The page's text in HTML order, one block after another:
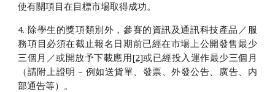
使有關項目在目標市場取得成功。
4. 除學生的獎項類別外，參賽的資訊及通訊科技產品／服
務項目必須在截止報名日期前已經在市場上公開發售最少
三個月／或開放予下載應用[2]或已經投入運作最少三個月
（請附上證明 – 例如送貨單、發票、外發公告、廣告、内
部通告等）。